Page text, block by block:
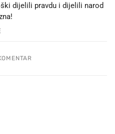
dijelili pravdu i dijelili narod